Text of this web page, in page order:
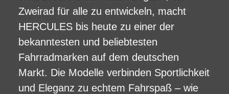
Zweirad für alle zu entwickeln, macht
HERCULES bis heute zu einer der
bekanntesten und beliebtesten
Fahrradmarken auf dem deutschen
Markt. Die Modelle verbinden Sportlichkeit
und Eleganz zu echtem Fahrspaß – wie